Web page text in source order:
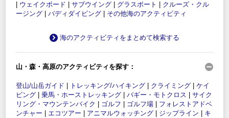
ウェイクボード サブウイング グラスボート
クルーズ・クル
ージング
バディダイビング その他海のアクティビティ
海のアクティビティをまとめて検索する
山・森・高原のアクティビティを探す：
登山/山岳ガイド トレッキング/ハイキング クライミング
ケイ
ビング
乗馬・ホーストレッキング バギー・モトクロス
サイク
リング・マウンテンバイク
ゴルフ ゴルフ場
フォレストアドベ
ンチャー
エコツアー アニマルウォッチング ジップライン
キ